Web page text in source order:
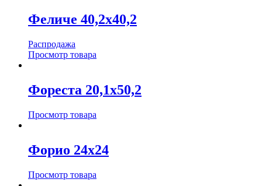
Феличе 40,2х40,2
Распродажа
Просмотр товара
Фореста 20,1х50,2
Просмотр товара
Форио 24х24
Просмотр товара